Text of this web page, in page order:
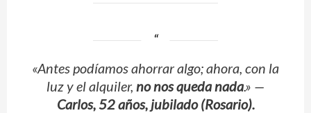
«Antes podíamos ahorrar algo; ahora, con la
luz y el alquiler, no nos queda nada.» —
Carlos, 52 años, jubilado (Rosario).